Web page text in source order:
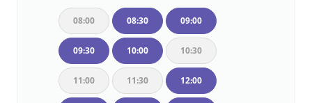
08:00 08:30 09:00
09:30 10:00 10:30
11:00 11:30 12:00